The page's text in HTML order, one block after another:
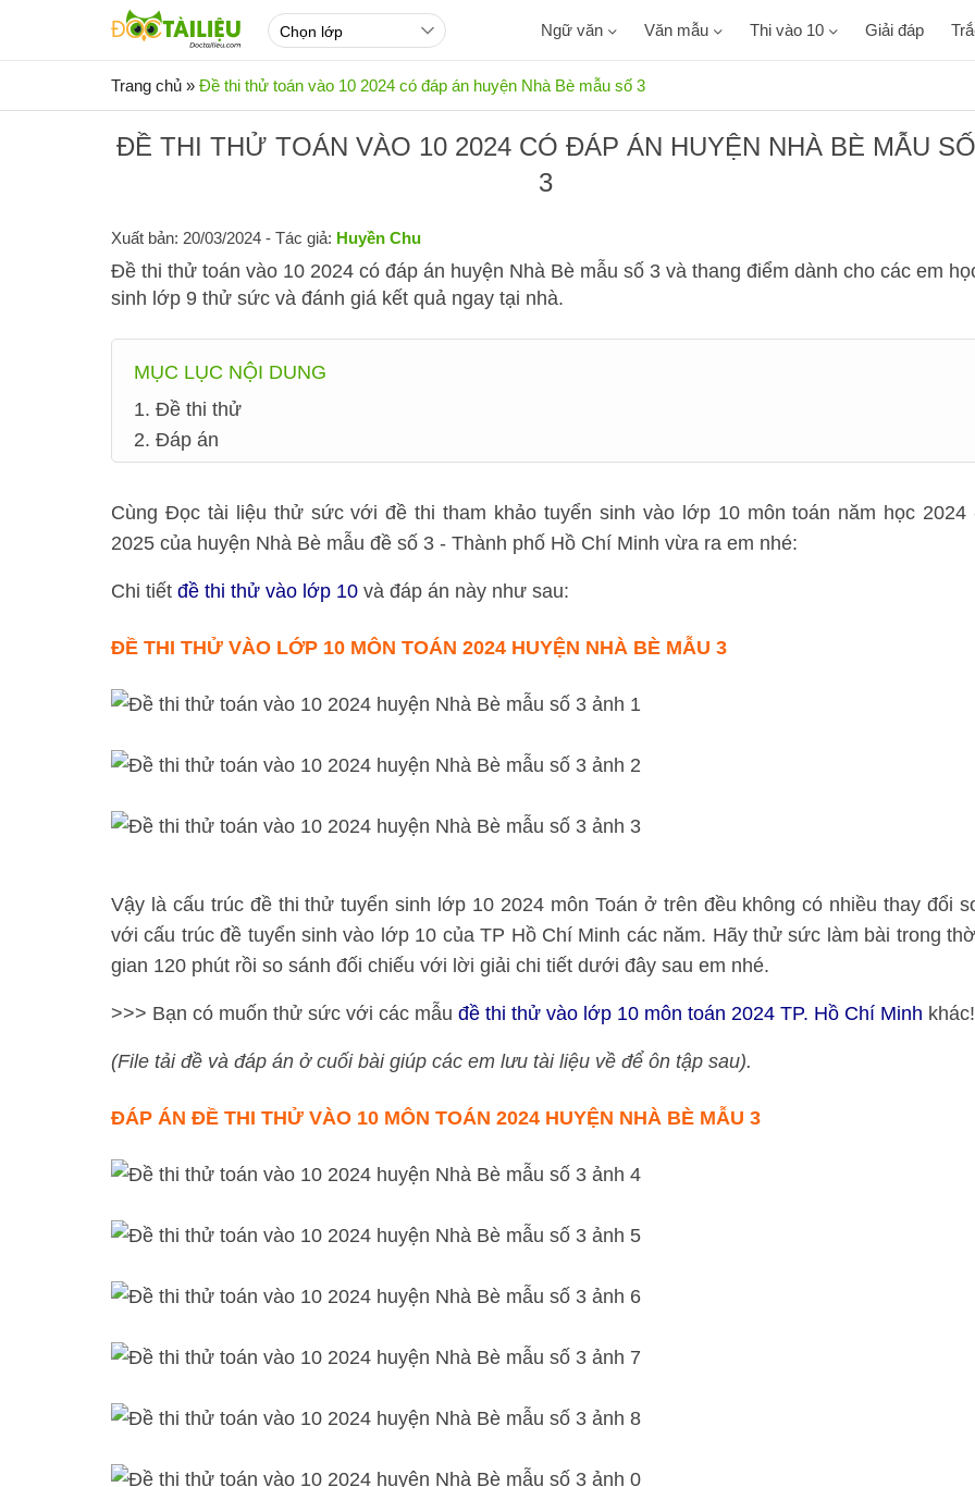
Ngữ văn Văn mẫu Thi vào 10 Giải đáp
Trang chủ » Đề thi thử toán vào 10 2024 có đáp án huyện Nhà Bè mẫu số 3
ĐỀ THI THỬ TOÁN VÀO 10 2024 CÓ ĐÁP ÁN HUYỆN NHÀ BÈ MẪU SỐ
3
Xuất bản: 20/03/2024 - Tác giả: Huyền Chu
Đề thi thử toán vào 10 2024 có đáp án huyện Nhà Bè mẫu số 3 và thang điểm dành cho các em
sinh lớp 9 thử sức và đánh giá kết quả ngay tại nhà.
MỤC LỤC NỘI DUNG
1. Đề thi thử
2. Đáp án
Cùng Đọc tài liệu thử sức với đề thi tham khảo tuyển sinh vào lớp 10 môn toán năm học 2024
2025 của huyện Nhà Bè mẫu đề số 3 - Thành phố Hồ Chí Minh vừa ra em nhé:
Chi tiết đề thi thử vào lớp 10 và đáp án này như sau:
ĐỀ THI THỬ VÀO LỚP 10 MÔN TOÁN 2024 HUYỆN NHÀ BÈ MẪU 3
Vậy là cấu trúc đề thi thử tuyển sinh lớp 10 2024 môn Toán ở trên đều không có nhiều thay đổi
với cấu trúc đề tuyển sinh vào lớp 10 của TP Hồ Chí Minh các năm. Hãy thử sức làm bài trong
gian 120 phút rồi so sánh đối chiếu với lời giải chi tiết dưới đây sau em nhé.
>>> Bạn có muốn thử sức với các mẫu đề thi thử vào lớp 10 môn toán 2024 TP. Hồ Chí Minh khác!
(File tải đề và đáp án ở cuối bài giúp các em lưu tài liệu về để ôn tập sau).
ĐÁP ÁN ĐỀ THI THỬ VÀO 10 MÔN TOÁN 2024 HUYỆN NHÀ BÈ MẪU 3